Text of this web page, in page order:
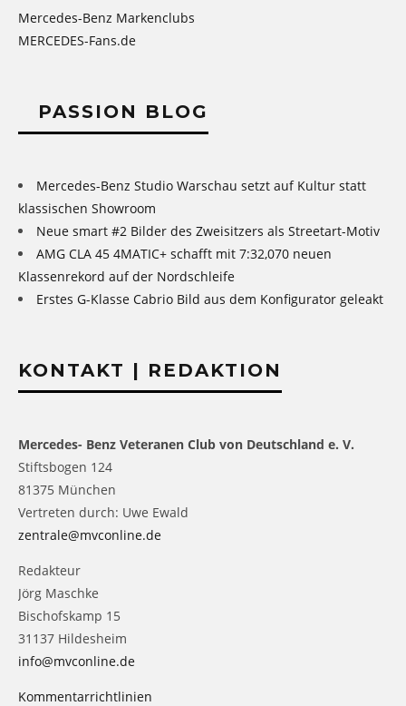
Mercedes-Benz Markenclubs
MERCEDES-Fans.de
PASSION BLOG
Mercedes-Benz Studio Warschau setzt auf Kultur statt
klassischen Showroom
Neue smart #2 Bilder des Zweisitzers als Streetart-Motiv
AMG CLA 45 4MATIC+ schafft mit 7:32,070 neuen
Klassenrekord auf der Nordschleife
Erstes G-Klasse Cabrio Bild aus dem Konfigurator geleakt
KONTAKT | REDAKTION
Mercedes- Benz Veteranen Club von Deutschland e. V.
Stiftsbogen 124
81375 München
Vertreten durch: Uwe Ewald
zentrale@mvconline.de
Redakteur
Jörg Maschke
Bischofskamp 15
31137 Hildesheim
info@mvconline.de
Kommentarrichtlinien